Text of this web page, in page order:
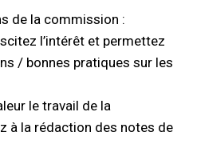
de la commission :
l’intérêt et permettez
/ bonnes pratiques sur les
le travail de la
à la rédaction des notes de